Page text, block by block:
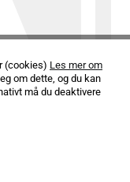
(cookies) Les mer om
om dette, og du kan
må du deaktivere